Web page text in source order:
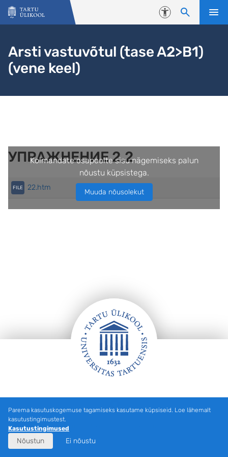
Liigu edasi põhisisu juurde
Juurdepääsetavus
Arsti vastuvõtul (tase A2>B1)
(vene keel)
УПРАЖНЕНИЕ 2.2
Kolmandate osapoolte sisu nägemiseks palun
nõustu küpsistega.
Muuda nõusolekut
22.htm
Tartu Ülikooli hooned kaardil
Parema kasutuskogemuse tagamiseks kasutame küpsiseid. Loe lähemalt
kasutustingimustest.
Kasutustingimused
Nõustun Ei nõustu